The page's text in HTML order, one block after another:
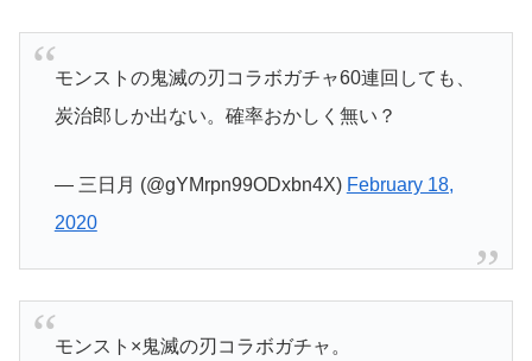
モンストの鬼滅の刃コラボガチャ60連回しても、
炭治郎しか出ない。確率おかしく無い？
— 三日月 (@gYMrpn99ODxbn4X) February 18,
2020
モンスト×鬼滅の刃コラボガチャ。